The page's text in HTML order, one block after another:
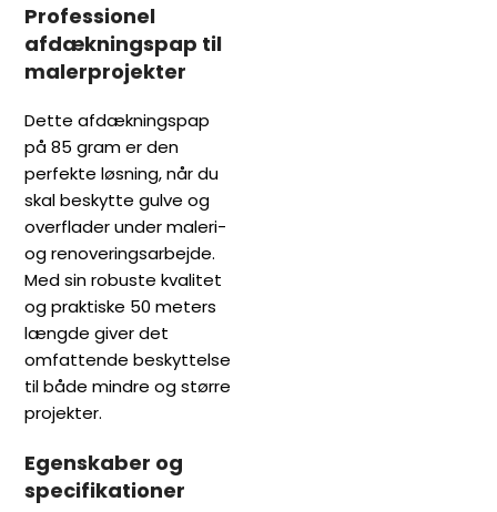
Professionel
afdækningspap til
malerprojekter
Dette afdækningspap
på 85 gram er den
perfekte løsning, når du
skal beskytte gulve og
overflader under maleri-
og renoveringsarbejde.
Med sin robuste kvalitet
og praktiske 50 meters
længde giver det
omfattende beskyttelse
til både mindre og større
projekter.
Egenskaber og
specifikationer